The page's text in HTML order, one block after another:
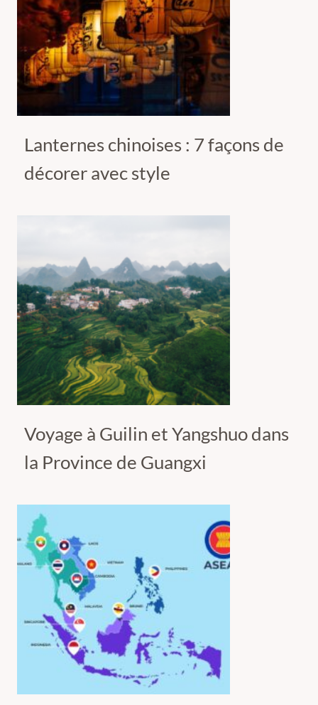
Lanternes chinoises : 7 façons de
décorer avec style
Voyage à Guilin et Yangshuo dans
la Province de Guangxi